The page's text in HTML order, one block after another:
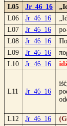
L05
Jr_46_16
L06
Jr_46_16
L07
Jr_46_16
L08
Jr_46_16
L09
Jr_46_16
L10
Jr_46_16
L11 Jr_46_16
L12 Jr_46_16